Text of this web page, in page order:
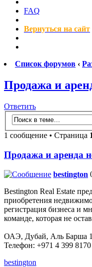
FAQ
Вернуться на сайт
Список форумов ‹
Продажа и
Ответить
1 сообщение • Страница
Продажа и аренда
bestington
Bestington Real Estate
приобретения
регистрация бизнеса и
команде, которая не
ОАЭ, Дубай, Аль Барша
Телефон: +971 4 399 8170
bestington